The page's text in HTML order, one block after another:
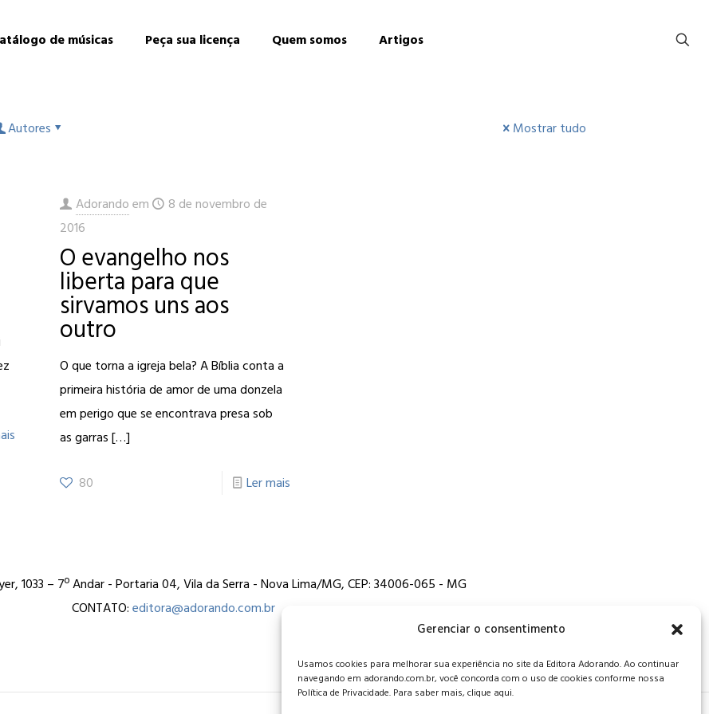
Gerenciar o consentimento
Usamos cookies para melhorar sua experiência no site da Editora Adorando. Ao continuar
navegando em adorando.com.br, você concorda com o uso de cookies conforme nossa
Política de Privacidade. Para saber mais, clique aqui.
de músicas Peça sua licença Quem somos Artigos
Autores Mostrar tudo
Adorandoem
8 de novembro de
2016
O evangelho nos
liberta para que
sirvamos uns aos
outro
O que torna a igreja bela? A Bíblia conta a
primeira história de amor de uma donzela
em perigo que se encontrava presa sob
as garras[…]
80 Ler mais
1033 – 7º Andar - Portaria 04, Vila da Serra - Nova Lima/MG, CEP: 34006-065 - MG
CONTATO:editora@adorando.com.br